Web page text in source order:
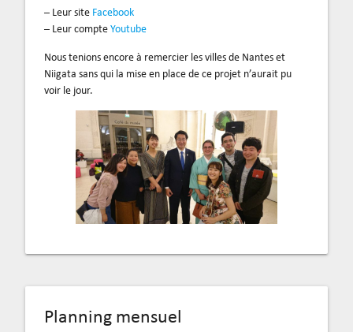
– Leur site Facebook
– Leur compte Youtube
Nous tenions encore à remercier les villes de Nantes et
Niigata sans qui la mise en place de ce projet n’aurait pu
voir le jour.
Planning mensuel